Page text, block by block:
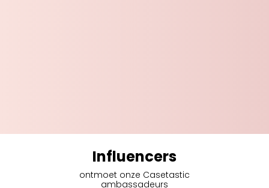
Influencers
ontmoet onze Casetastic
ambassadeurs